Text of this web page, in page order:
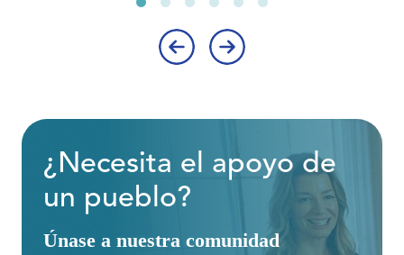
¿Necesita el apoyo de
un pueblo?
Únase a nuestra comunidad